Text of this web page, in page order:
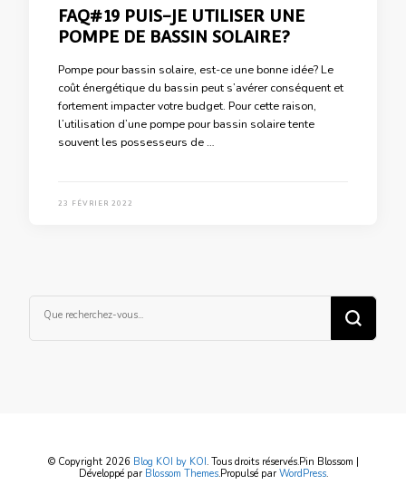
FAQ#19 PUIS-JE UTILISER UNE
POMPE DE BASSIN SOLAIRE?
Pompe pour bassin solaire, est-ce une bonne idée? Le
coût énergétique du bassin peut s’avérer conséquent et
fortement impacter votre budget. Pour cette raison,
l’utilisation d’une pompe pour bassin solaire tente
souvent les possesseurs de …
23 FÉVRIER 2022
recherchiez
quelque
© Copyright 2026 Blog KOI by KOI. Tous droits réservés.Pin Blossom |
Développé par Blossom Themes.Propulsé par WordPress.